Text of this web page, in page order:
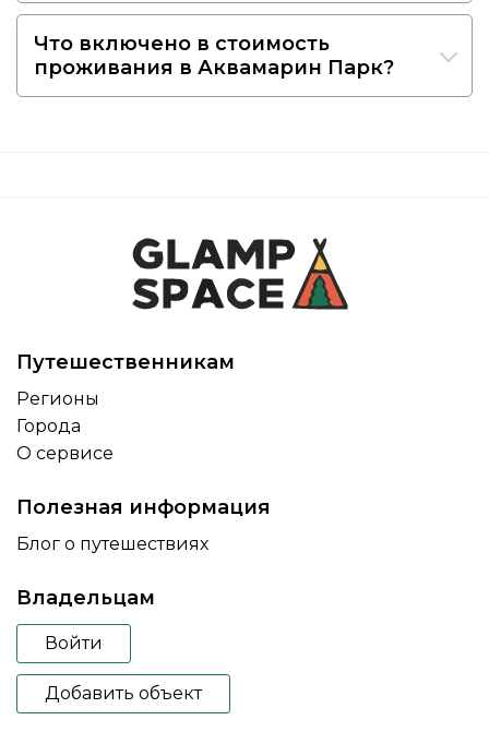
Что включено в стоимость
проживания в Аквамарин Парк?
Путешественникам
Регионы
Города
О сервисе
Полезная информация
Блог о путешествиях
Владельцам
Войти
Добавить объект